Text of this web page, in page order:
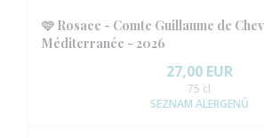
🩷 Rosace - Comte Guillaume de
Méditerranée - 2026
27,00 EUR
75 cl
SEZNAM ALERGENŮ